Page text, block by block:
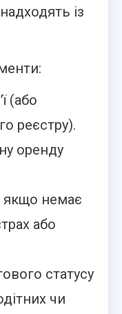
із
(або
реєстру).
оренду
якщо немає
або
статусу
чи